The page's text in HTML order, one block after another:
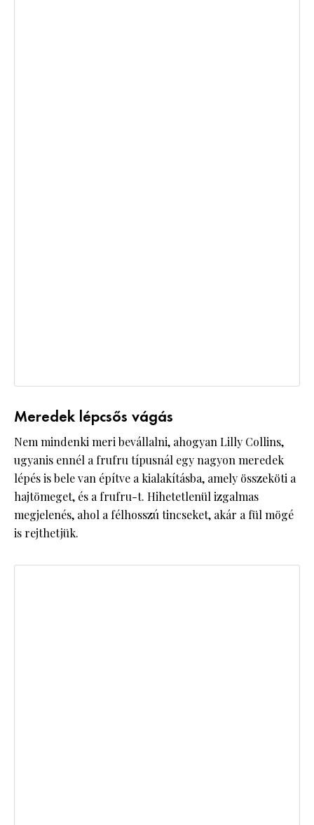
Meredek lépcsős vágás
Nem mindenki meri bevállalni, ahogyan Lilly Collins,
ugyanis ennél a frufru típusnál egy nagyon meredek
lépés is bele van építve a kialakításba, amely összeköti a
hajtömeget, és a frufru-t. Hihetetlenül izgalmas
megjelenés, ahol a félhosszú tincseket, akár a fül mögé
is rejthetjük.